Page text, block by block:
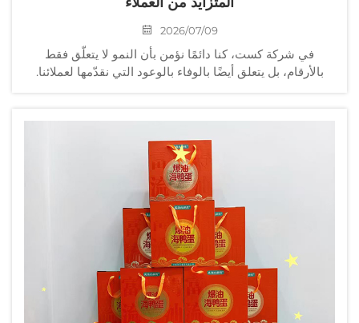
2026/07/09
في شركة كست، كنا دائمًا نؤمن بأن النمو لا يتعلّق فقط
بالأرقام، بل يتعلق أيضًا بالوفاء بالوعود التي نقدّمها لعملائنا.